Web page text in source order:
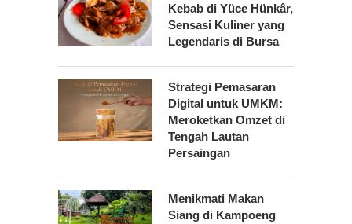
Kebab di Yüce Hünkâr,
Sensasi Kuliner yang
Legendaris di Bursa
Strategi Pemasaran
Digital untuk UMKM:
Meroketkan Omzet di
Tengah Lautan
Persaingan
Menikmati Makan
Siang di Kampoeng